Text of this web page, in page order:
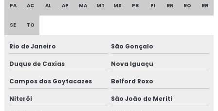
PA AC AL AP MA MT MS PB PI RN RO RR
SE TO
Rio de Janeiro São Gonçalo
Duque de Caxias Nova Iguaçu
Campos dos Goytacazes Belford Roxo
Niterói São João de Meriti